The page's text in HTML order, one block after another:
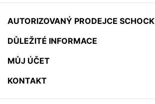
AUTORIZOVANÝ PRODEJCE SCHOCK
DŮLEŽITÉ INFORMACE
MŮJ ÚČET
KONTAKT